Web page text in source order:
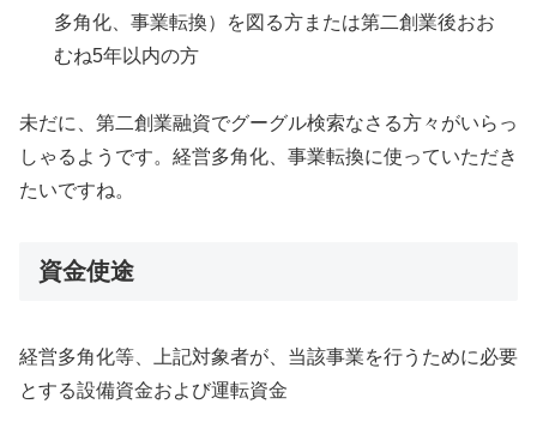
多角化、事業転換）を図る方または第二創業後おお
むね5年以内の方
未だに、第二創業融資でグーグル検索なさる方々がいらっ
しゃるようです。経営多角化、事業転換に使っていただき
たいですね。
資金使途
経営多角化等、上記対象者が、当該事業を行うために必要
とする設備資金および運転資金